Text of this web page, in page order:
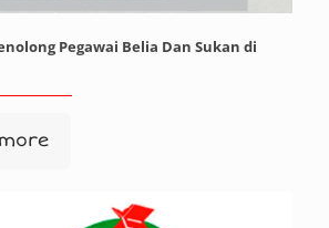
Pegawai Belia Dan Sukan di